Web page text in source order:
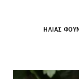
ΗΛΙΑΣ